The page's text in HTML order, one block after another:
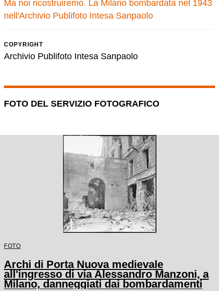
Ma noi ricostruiremo. La Milano bombardata nel 1943
nell'Archivio Publifoto Intesa Sanpaolo
COPYRIGHT
Archivio Publifoto Intesa Sanpaolo
FOTO DEL SERVIZIO FOTOGRAFICO
FOTO
Archi di Porta Nuova medievale
all'ingresso di via Alessandro Manzoni, a
Milano, danneggiati dai bombardamenti